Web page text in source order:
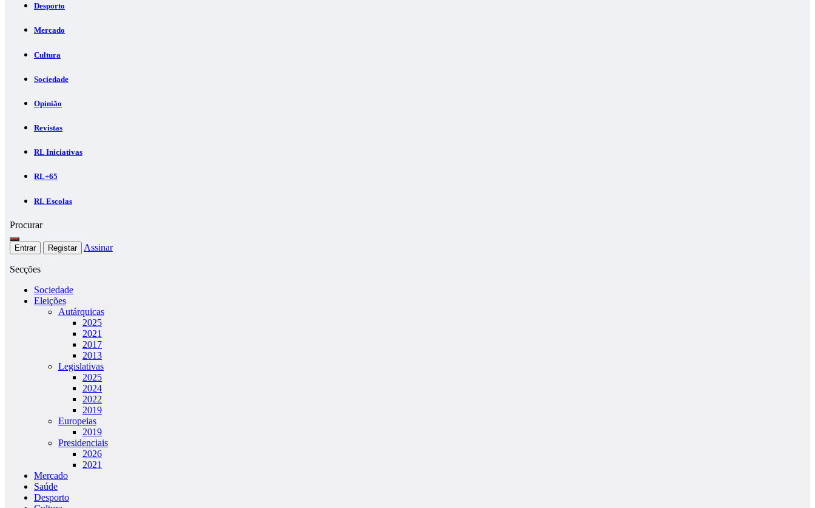
Desporto
Mercado
Cultura
Sociedade
Opinião
Revistas
RL Iniciativas
RL+65
RL Escolas
Procurar
Entrar Registar Assinar
Secções
Sociedade
Eleições
Autárquicas
2025
2021
2017
2013
Legislativas
2025
2024
2022
2019
Europeias
2019
Presidenciais
2026
2021
Mercado
Saúde
Desporto